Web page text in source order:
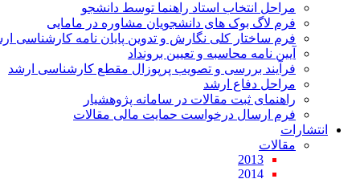
مراحل انتخاب استاد راهنما توسط دانشجو
فرم لاگ بوک های دانشجویان مشاوره در مامایی
فرم ساختار کلی نگارش و تدوین پایان نامه کارشناسی
آیین نامه محاسبه و تعیین برونداد
فرآیند بررسی و تصویب پرپوزال مقطع کارشناسی ارشد
مراحل دفاع ارشد
راهنمای ثبت مقالات در سامانه پژوهشیار
فرم ارسال درخواست حمایت مالی مقالات
انتشارات
مقالات
2013
2014